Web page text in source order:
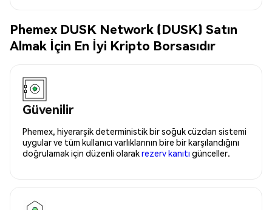
Phemex DUSK Network (DUSK) Satın
Almak İçin En İyi Kripto Borsasıdır
Güvenilir
Phemex, hiyerarşik deterministik bir soğuk cüzdan sistemi
uygular ve tüm kullanıcı varlıklarının bire bir karşılandığını
doğrulamak için düzenli olarakrezerv kanıtı günceller.